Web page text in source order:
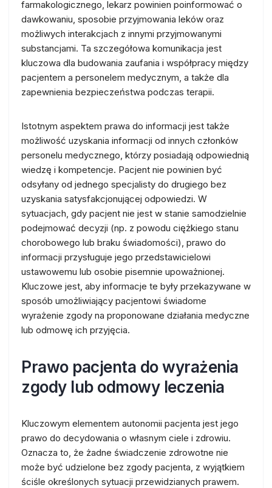
farmakologicznego, lekarz powinien poinformować o
dawkowaniu, sposobie przyjmowania leków oraz
możliwych interakcjach z innymi przyjmowanymi
substancjami. Ta szczegółowa komunikacja jest
kluczowa dla budowania zaufania i współpracy między
pacjentem a personelem medycznym, a także dla
zapewnienia bezpieczeństwa podczas terapii.
Istotnym aspektem prawa do informacji jest także
możliwość uzyskania informacji od innych członków
personelu medycznego, którzy posiadają odpowiednią
wiedzę i kompetencje. Pacjent nie powinien być
odsyłany od jednego specjalisty do drugiego bez
uzyskania satysfakcjonującej odpowiedzi. W
sytuacjach, gdy pacjent nie jest w stanie samodzielnie
podejmować decyzji (np. z powodu ciężkiego stanu
chorobowego lub braku świadomości), prawo do
informacji przysługuje jego przedstawicielowi
ustawowemu lub osobie pisemnie upoważnionej.
Kluczowe jest, aby informacje te były przekazywane w
sposób umożliwiający pacjentowi świadome
wyrażenie zgody na proponowane działania medyczne
lub odmowę ich przyjęcia.
Prawo pacjenta do wyrażenia
zgody lub odmowy leczenia
Kluczowym elementem autonomii pacjenta jest jego
prawo do decydowania o własnym ciele i zdrowiu.
Oznacza to, że żadne świadczenie zdrowotne nie
może być udzielone bez zgody pacjenta, z wyjątkiem
ściśle określonych sytuacji przewidzianych prawem.